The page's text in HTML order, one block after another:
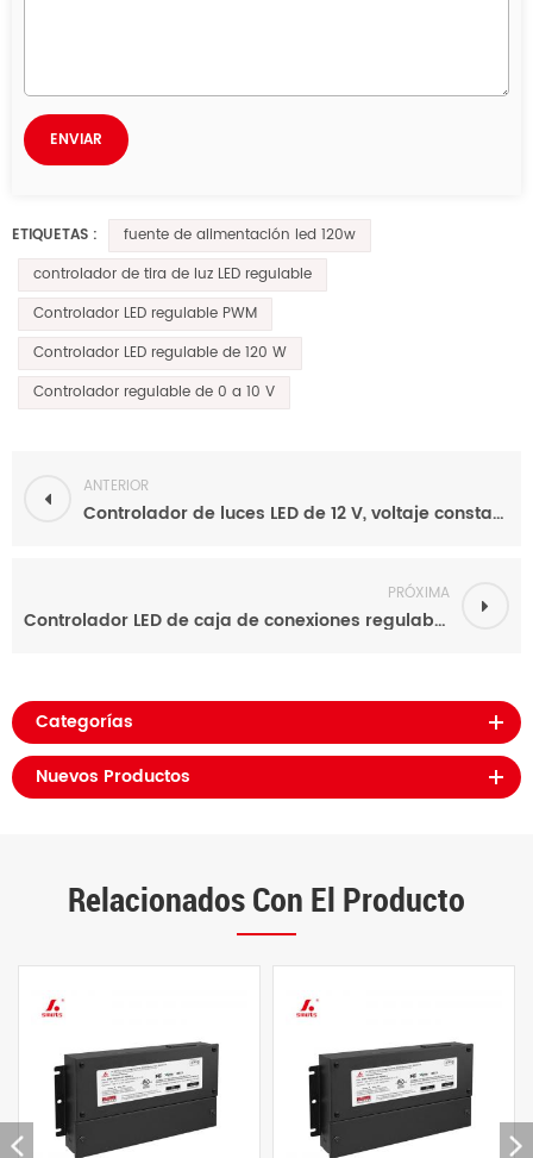
ETIQUETAS :
fuente de alimentación led 120w
controlador de tira de luz LED regulable
Controlador LED regulable PWM
Controlador LED regulable de 120 W
Controlador regulable de 0 a 10 V
ANTERIOR
Controlador de luces LED de 12 V, voltaje constante de 24 V, 80 W, señal dual 0-10 V, regulable, para tira de LED
PRÓXIMA
Controlador LED de caja de conexiones regulable de señal dual 0-10 V de 100 W para iluminación LED
Categorías
Nuevos Productos
Relacionados Con El Producto